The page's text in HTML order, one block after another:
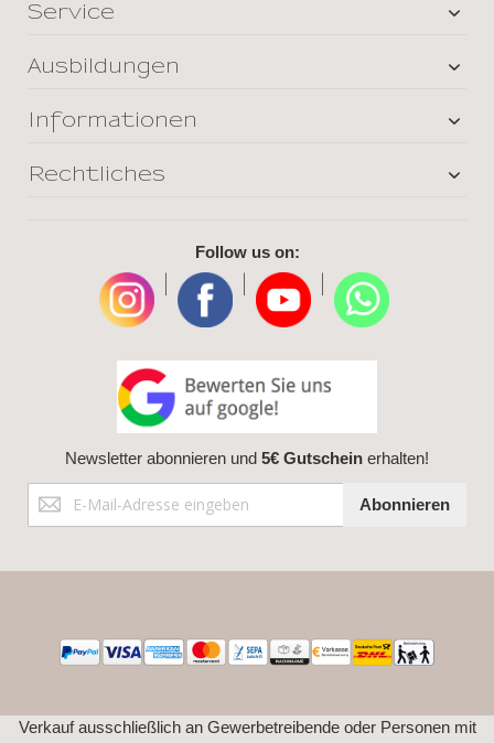
Service
Ausbildungen
Informationen
Rechtliches
Follow us on:
Newsletter abonnieren und 5€ Gutschein erhalten!
Anmeldung
zum
Abonnieren
Verkauf ausschließlich an Gewerbetreibende oder Personen mit